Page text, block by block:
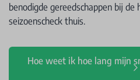
benodigde gereedschappen bij
seizoenscheck thuis.
Hoe weet ik hoe lang mijn